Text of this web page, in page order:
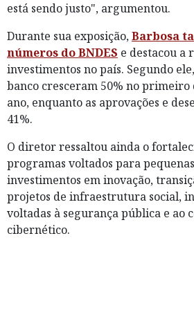
está sendo justo", argumentou.
Durante sua exposição,Barbosa
números do BNDES e destacou a
investimentos no país. Segundo
banco cresceram 50% no
ano, enquanto as aprovações e
41%.
O diretor ressaltou ainda o
programas voltados para
investimentos em inovação,
projetos de infraestrutura social,
voltadas à segurança pública e ao
cibernético.